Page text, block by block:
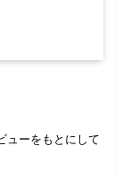
ューをもとにして